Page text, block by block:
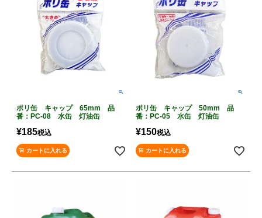
ポリ缶 キャップ 65mm 品
番：PC-08 水缶 灯油缶
¥185税込
カートに入れる
ポリ缶 キャップ 50mm 品
番：PC-05 水缶 灯油缶
¥150税込
カートに入れる